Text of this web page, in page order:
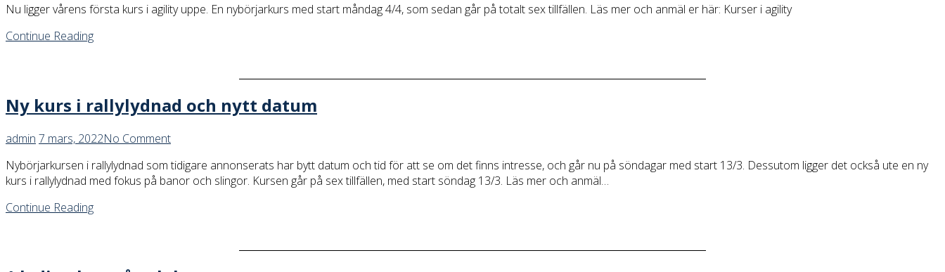
Nu ligger vårens första kurs i agility uppe. En nybörjarkurs med start måndag 4/4, som sedan går på totalt sex tillfällen. Läs mer och anmäl er här: Kurser i agility
Continue Reading
Ny kurs i rallylydnad och nytt datum
admin 7 mars, 2022No Comment
Nybörjarkursen i rallylydnad som tidigare annonserats har bytt datum och tid för att se om det finns intresse, och går nu på söndagar med start 13/3. Dessutom ligger det också ute en ny
kurs i rallylydnad med fokus på banor och slingor. Kursen går på sex tillfällen, med start söndag 13/3. Läs mer och anmäl…
Continue Reading